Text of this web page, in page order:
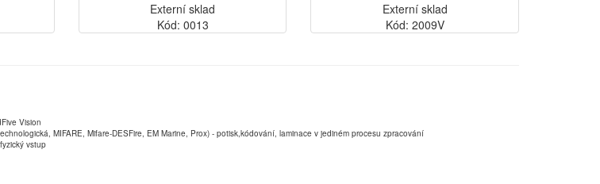
Externí sklad
Kód: 0013
Externí sklad
Kód: 2009V
Vision
MIFARE, Mifare-DESFire, EM Marine, Prox) - potisk,kódování, laminace v jediném procesu zpracování
vstup